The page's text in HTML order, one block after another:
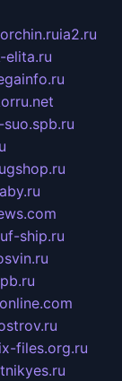
ia2.ru
elita.ru
f-ship.ru
files.org.ru